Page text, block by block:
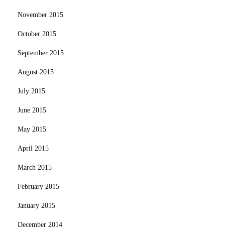
November 2015
October 2015
September 2015
August 2015
July 2015
June 2015
May 2015
April 2015
March 2015
February 2015
January 2015
December 2014